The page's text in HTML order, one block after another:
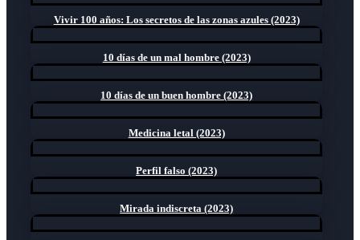
Vivir 100 años: Los secretos de las zonas azules (2023)
10 días de un mal hombre (2023)
10 días de un buen hombre (2023)
Medicina letal (2023)
Perfil falso (2023)
Mirada indiscreta (2023)